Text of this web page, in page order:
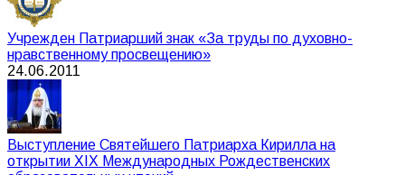
Учрежден Патриарший знак «За труды по духовно-
нравственному просвещению»
24.06.2011
Выступление Святейшего Патриарха Кирилла на
открытии XIX Международных Рождественских